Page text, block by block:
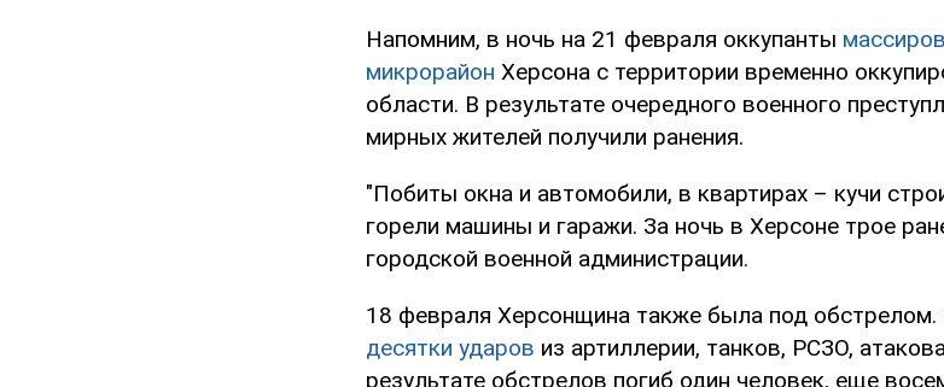
Напомним, в ночь на 21 февраля оккупанты
микрорайон Херсона с территории временно
области. В результате очередного военного
мирных жителей получили ранения.
"Побиты окна и автомобили, в квартирах – кучи
горели машины и гаражи. За ночь в Херсоне трое
городской военной администрации.
18 февраля Херсонщина также была под обстрелом.
десятки ударов из артиллерии, танков, РСЗО,
результате обстрелов погиб один человек, еще